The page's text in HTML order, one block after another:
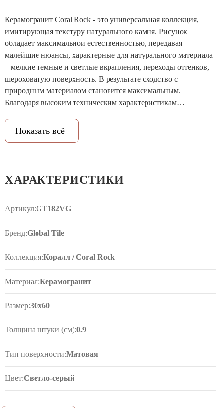
Керамогранит Coral Rock - это универсальная коллекция,
имитирующая текстуру натурального камня. Рисунок
обладает максимальной естественностью, передавая
малейшие нюансы, характерные для натурального материала
– мелкие темные и светлые вкрапления, переходы оттенков,
шероховатую поверхность. В результате сходство с
природным материалом становится максимальным.
Благодаря высоким техническим характеристикам
как внутри помещения, так и снаружи.
Показать всё
ХАРАКТЕРИСТИКИ
Артикул:GT182VG
Бренд:Global Tile
Коллекция:Коралл / Coral Rock
Материал:Керамогранит
Размер:30x60
Толщина штуки (см):0.9
Тип поверхности:Матовая
Цвет:Светло-серый